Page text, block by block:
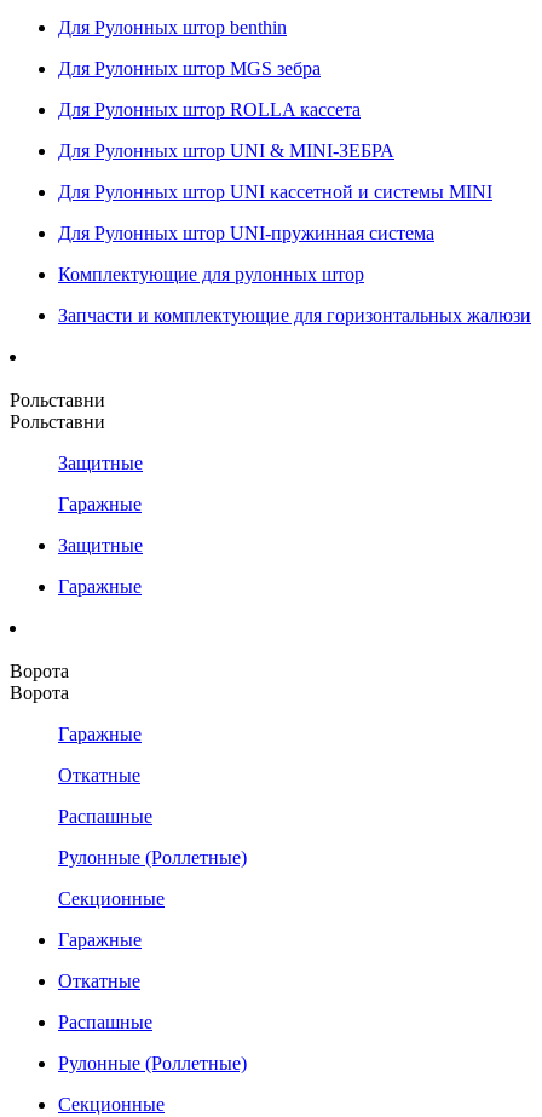
Для Рулонных штор benthin
Для Рулонных штор MGS зебра
Для Рулонных штор ROLLA кассета
Для Рулонных штор UNI & MINI-ЗЕБРА
Для Рулонных штор UNI кассетной и системы MINI
Для Рулонных штор UNI-пружинная система
Комплектующие для рулонных штор
Запчасти и комплектующие для горизонтальных жалюзи
Рольставни
Рольставни
Защитные
Гаражные
Защитные
Гаражные
Ворота
Ворота
Гаражные
Откатные
Распашные
Рулонные (Роллетные)
Секционные
Гаражные
Откатные
Распашные
Рулонные (Роллетные)
Секционные